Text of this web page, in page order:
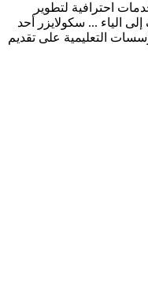
احترافية لتطوير
الياء ... سكولايزر أحد
التعليمية على تقديم